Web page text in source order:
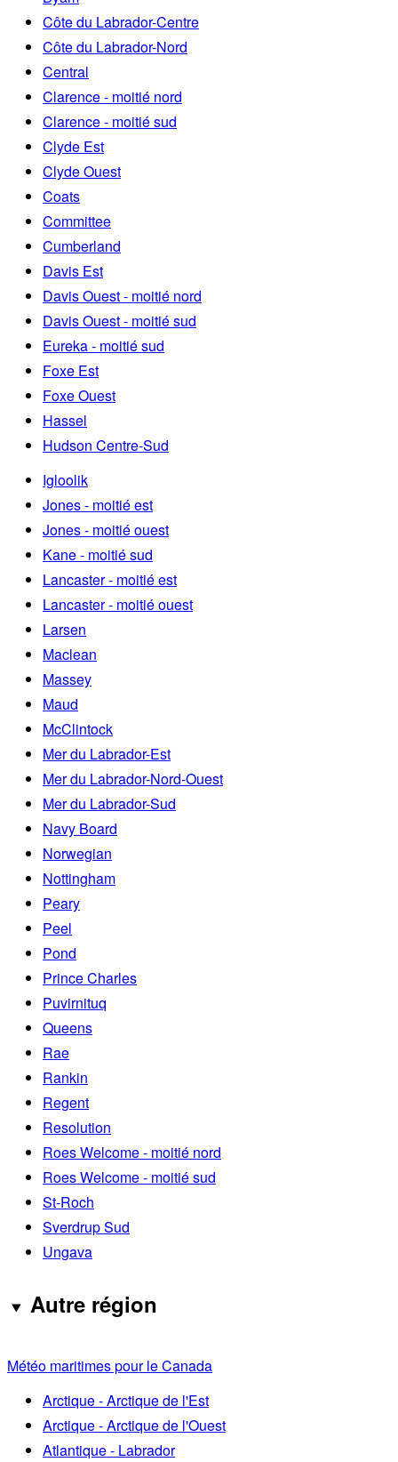
Côte du Labrador-Centre
Côte du Labrador-Nord
Central
Clarence - moitié nord
Clarence - moitié sud
Clyde Est
Clyde Ouest
Coats
Committee
Cumberland
Davis Est
Davis Ouest - moitié nord
Davis Ouest - moitié sud
Eureka - moitié sud
Foxe Est
Foxe Ouest
Hassel
Hudson Centre-Sud
Igloolik
Jones - moitié est
Jones - moitié ouest
Kane - moitié sud
Lancaster - moitié est
Lancaster - moitié ouest
Larsen
Maclean
Massey
Maud
McClintock
Mer du Labrador-Est
Mer du Labrador-Nord-Ouest
Mer du Labrador-Sud
Navy Board
Norwegian
Nottingham
Peary
Peel
Pond
Prince Charles
Puvirnituq
Queens
Rae
Rankin
Regent
Resolution
Roes Welcome - moitié nord
Roes Welcome - moitié sud
St-Roch
Sverdrup Sud
Ungava
Autre région
Météo maritimes pour le Canada
Arctique - Arctique de l'Est
Arctique - Arctique de l'Ouest
Atlantique - Labrador